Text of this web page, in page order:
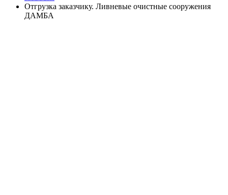
Отгрузка заказчику. Ливневые очистные сооружения
ДАМБА